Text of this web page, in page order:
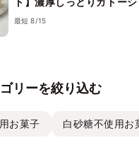
モン香る NYチーズケーキ
最短 8/15
リーを絞り込む
お菓子 白砂糖不使用お